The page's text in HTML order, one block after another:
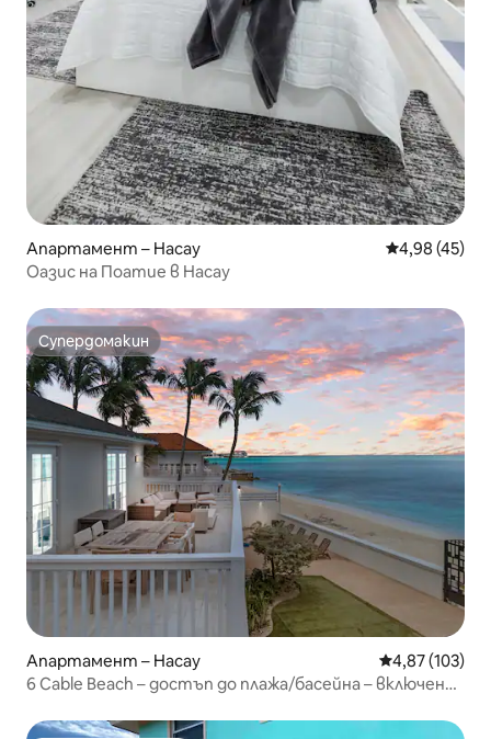
Апартамент – Насау Средна
4,98 (45)
Оазис на Поатие в Насау
Супердомакин
Супердомакин
Апартамент – Насау Средна
4,87 (103)
6 Cable Beach – достъп до плажа/басейна – включена